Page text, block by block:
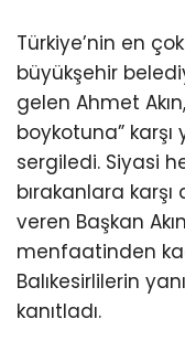
Türkiye’nin en
büyükşehir
gelen Ahmet
boykotuna”
sergiledi. Siyasi
bırakanlara
veren Başkan
menfaatinden
Balıkesirlilerin
kanıtladı.